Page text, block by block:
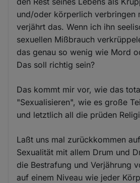
und/oder körperlich verbringen
verjährt das. Wenn ich ihn
sexuellen Mißbrauch
das genau so wenig wie Mord
Das soll richtig sein?
Das kommt mir vor, wie das
"Sexualisieren", wie es große
und letztlich all die prüden
Laßt uns mal zurückkommen
Sexualität mit allem Drum und
die Bestrafung und Verjährung
auf einem Niveau wie jeder